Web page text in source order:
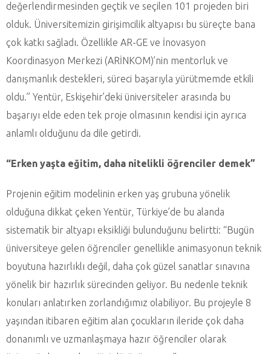
değerlendirmesinden geçtik ve seçilen 101 projeden biri
olduk. Üniversitemizin girişimcilik altyapısı bu süreçte bana
çok katkı sağladı. Özellikle AR-GE ve İnovasyon
Koordinasyon Merkezi (ARİNKOM)’nin mentorluk ve
danışmanlık destekleri, süreci başarıyla yürütmemde etkili
oldu.” Yentür, Eskişehir’deki üniversiteler arasında bu
başarıyı elde eden tek proje olmasının kendisi için ayrıca
anlamlı olduğunu da dile getirdi.
“Erken yaşta eğitim, daha nitelikli öğrenciler demek”
Projenin eğitim modelinin erken yaş grubuna yönelik
olduğuna dikkat çeken Yentür, Türkiye’de bu alanda
sistematik bir altyapı eksikliği bulunduğunu belirtti: “Bugün
üniversiteye gelen öğrenciler genellikle animasyonun teknik
boyutuna hazırlıklı değil, daha çok güzel sanatlar sınavına
yönelik bir hazırlık sürecinden geliyor. Bu nedenle teknik
konuları anlatırken zorlandığımız olabiliyor. Bu projeyle 8
yaşından itibaren eğitim alan çocukların ileride çok daha
donanımlı ve uzmanlaşmaya hazır öğrenciler olarak